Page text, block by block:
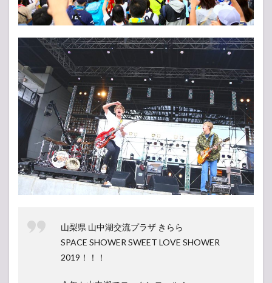
山梨県 山中湖交流プラザ きらら
SPACE SHOWER SWEET LOVE SHOWER
2019！！！